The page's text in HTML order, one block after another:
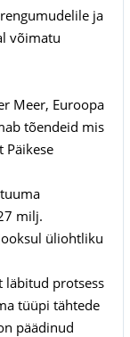
ja
võimatu
Meer, Euroopa
tõendeid mis
Päikese
milj.
üliohtliku
läbitud protsess
tüüpi tähtede
päädinud